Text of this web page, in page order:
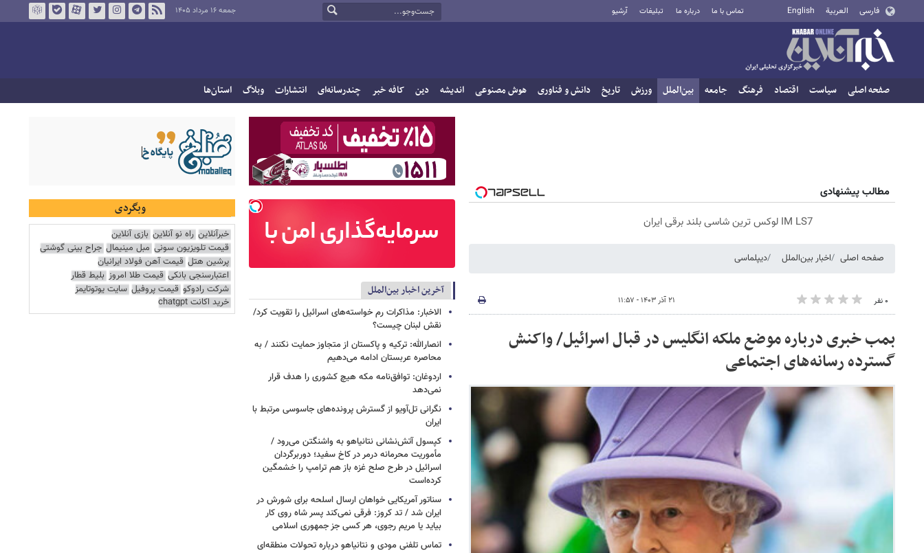
فارسی العربية English تماس با ما درباره ما تبلیغات آرشیو جمعه ۱۶ مرداد ۱۴۰۵
صفحه اصلی سیاست اقتصاد فرهنگ جامعه بین‌الملل ورزش تاریخ دانش و فناوری هوش مصنوعی اندیشه دین کافه خبر چندرسانه‌ای انتشارات وبلاگ استان‌ها
مطالب پیشنهادی
IM LS7 لوکس ترین شاسی بلند برقی ایران
صفحه اصلی اخبار بین‌الملل دیپلماسی
۰ نفر ۲۱ آذر ۱۴۰۳ - ۱۱:۵۷
بمب خبری درباره موضع ملکه انگلیس در قبال اسرائیل/ واکنش
گسترده رسانه‌های اجتماعی
آخرین اخبار بین‌الملل
الاخبار: مذاکرات رم خواسته‌های اسرائیل را تقویت کرد/
نقش لبنان چیست؟
انصارالله: ترکیه و پاکستان از متجاوز حمایت نکنند / به
محاصره عربستان ادامه می‌دهیم
اردوغان: توافق‌نامه مکه هیچ کشوری را هدف قرار
نمی‌دهد
نگرانی تل‌آویو از گسترش پرونده‌های جاسوسی مرتبط با
ایران
کپسول آتش‌نشانی نتانیاهو به واشنگتن می‌رود /
مأموریت محرمانه درمر در کاخ سفید؛ دوربرگردان
اسرائیل در طرح صلح غزه باز هم ترامپ را خشمگین
کرده‌است
سناتور آمریکایی خواهان ارسال اسلحه برای شورش در
ایران شد / تد کروز: فرقی نمی‌کند پسر شاه روی کار
بیاید یا مریم رجوی، هر کسی جز جمهوری اسلامی
تماس تلفنی مودی و نتانیاهو درباره تحولات منطقه‌ای
وبگردی
خبرآنلاین راه نو آنلاین بازی آنلاین
قیمت تلویزیون سونی مبل مینیمال جراح بینی گوشتی
پرشین هتل قیمت آهن فولاد ایرانیان
اعتبارسنجی بانکی قیمت طلا امروز بلیط قطار
شرکت رادوکو قیمت پروفیل سایت یوتوتایمز
خرید اکانت chatgpt